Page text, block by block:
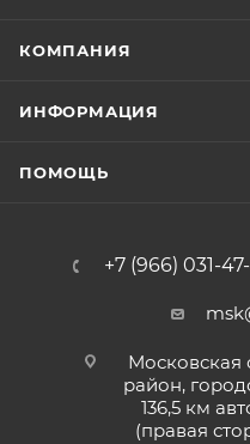
КОМПАНИЯ
ИНФОРМАЦИЯ
ПОМОЩЬ
+7 (966) 031-
Московская
район,
136,5 км
(правая